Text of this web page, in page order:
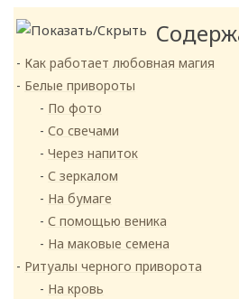
Как работает любовная магия
Белые привороты
По фото
Со свечами
Через напиток
С зеркалом
На бумаге
С помощью веника
На маковые семена
Ритуалы черного приворота
На кровь